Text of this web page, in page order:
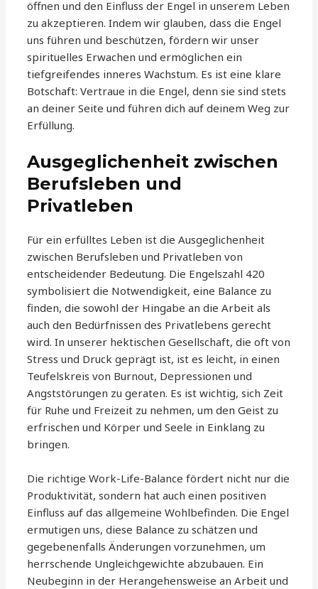
öffnen und den Einfluss der Engel in unserem Leben
zu akzeptieren. Indem wir glauben, dass die Engel
uns führen und beschützen, fördern wir unser
spirituelles Erwachen und ermöglichen ein
tiefgreifendes inneres Wachstum. Es ist eine klare
Botschaft: Vertraue in die Engel, denn sie sind stets
an deiner Seite und führen dich auf deinem Weg zur
Erfüllung.
Ausgeglichenheit zwischen
Berufsleben und
Privatleben
Für ein erfülltes Leben ist die Ausgeglichenheit
zwischen Berufsleben und Privatleben von
entscheidender Bedeutung. Die Engelszahl 420
symbolisiert die Notwendigkeit, eine Balance zu
finden, die sowohl der Hingabe an die Arbeit als
auch den Bedürfnissen des Privatlebens gerecht
wird. In unserer hektischen Gesellschaft, die oft von
Stress und Druck geprägt ist, ist es leicht, in einen
Teufelskreis von Burnout, Depressionen und
Angststörungen zu geraten. Es ist wichtig, sich Zeit
für Ruhe und Freizeit zu nehmen, um den Geist zu
erfrischen und Körper und Seele in Einklang zu
bringen.
Die richtige Work-Life-Balance fördert nicht nur die
Produktivität, sondern hat auch einen positiven
Einfluss auf das allgemeine Wohlbefinden. Die Engel
ermutigen uns, diese Balance zu schätzen und
gegebenenfalls Änderungen vorzunehmen, um
herrschende Ungleichgewichte abzubauen. Ein
Neubeginn in der Herangehensweise an Arbeit und